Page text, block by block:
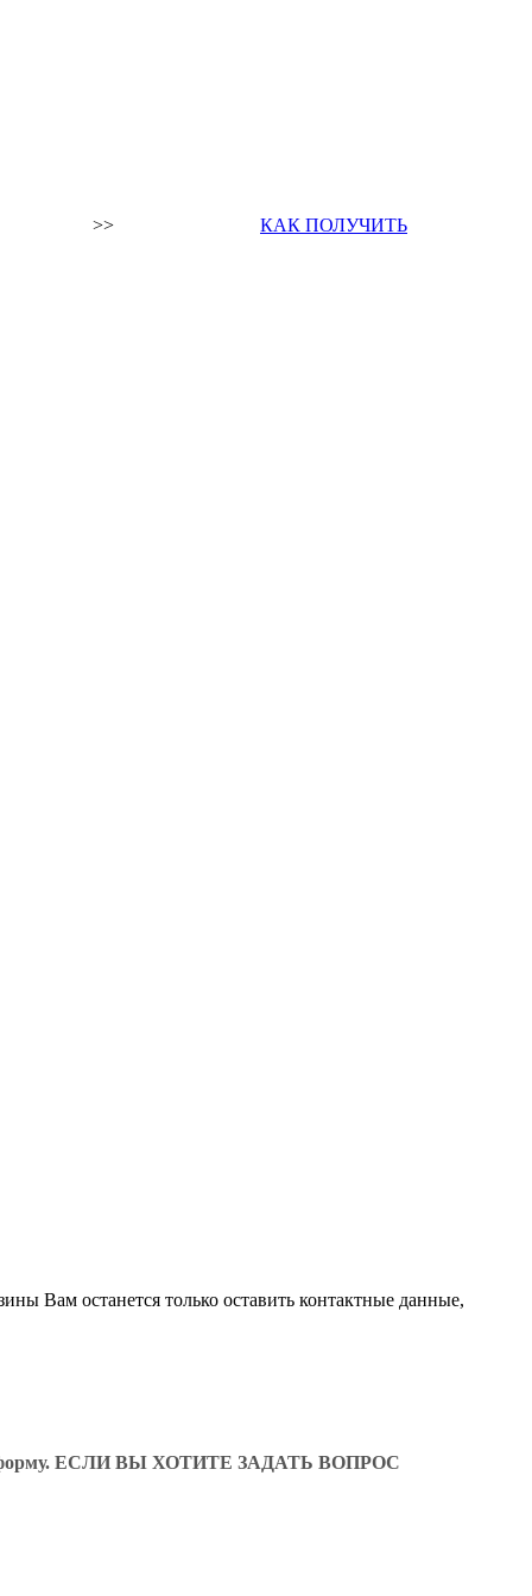
>> КАК ПОЛУЧИТЬ
Вам останется только оставить контактные данные,
форму. ЕСЛИ ВЫ ХОТИТЕ ЗАДАТЬ ВОПРОС